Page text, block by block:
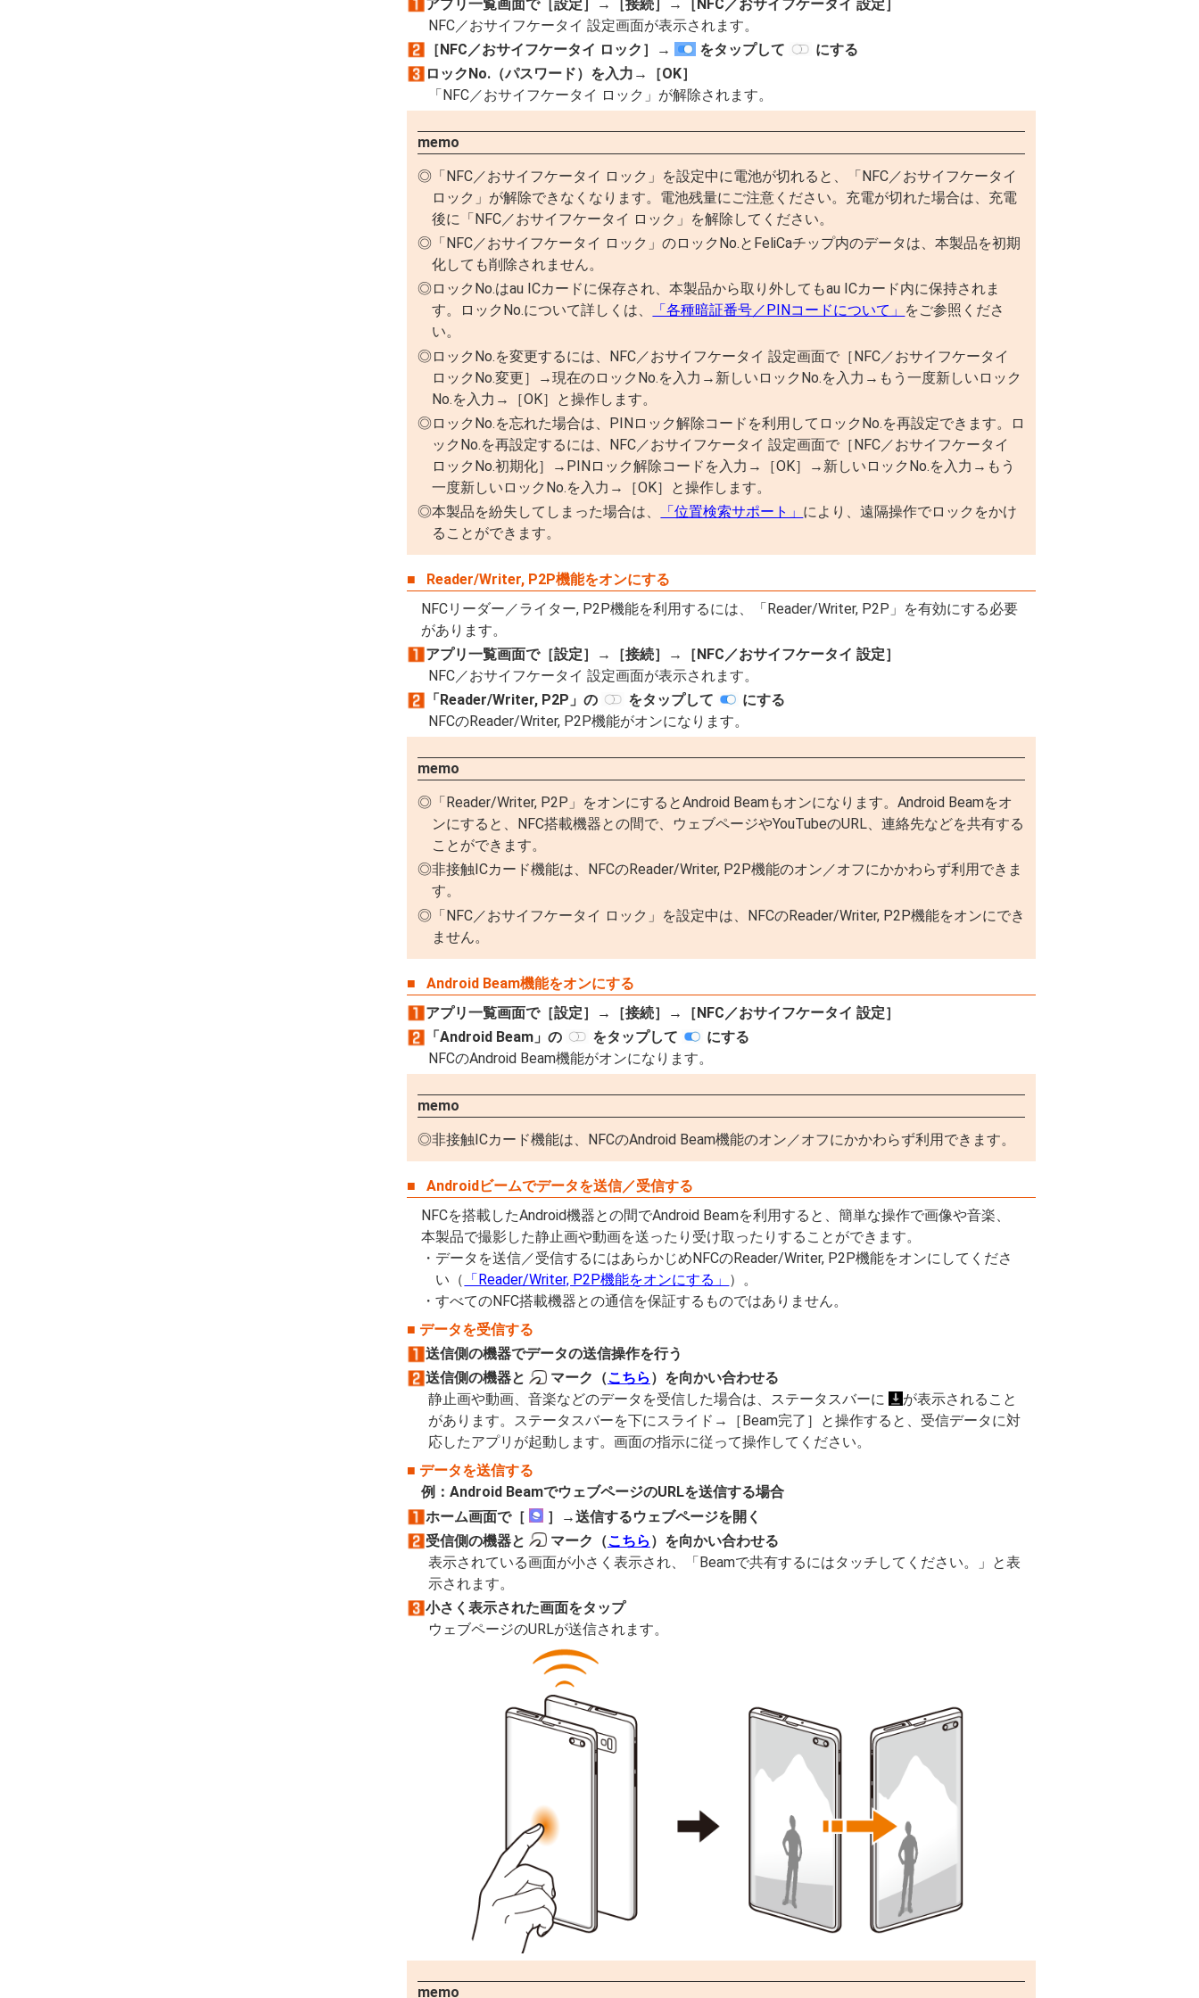
アプリ一覧画面で［設定］→［接続］→［NFC／おサイフケータイ 設定］
NFC／おサイフケータイ 設定画面が表示されます。
［NFC／おサイフケータイ ロック］→
をタップして
にする
ロックNo.（パスワード）を入力→［OK］
「NFC／おサイフケータイ ロック」が解除されます。
memo
「NFC／おサイフケータイ ロック」を設定中に電池が切れると、「NFC／おサイフケータイ
ロック」が解除できなくなります。電池残量にご注意ください。充電が切れた場合は、充電
後に「NFC／おサイフケータイ ロック」を解除してください。
「NFC／おサイフケータイ ロック」のロックNo.とFeliCaチップ内のデータは、本製品を初期
化しても削除されません。
ロックNo.はau ICカードに保存され、本製品から取り外してもau ICカード内に保持されま
す。ロックNo.について詳しくは、
「各種暗証番号／PINコードについて」 をご参照くださ
い。
ロックNo.を変更するには、NFC／おサイフケータイ 設定画面で［NFC／おサイフケータイ
ロックNo.変更］→現在のロックNo.を入力→新しいロックNo.を入力→もう一度新しいロック
No.を入力→［OK］と操作します。
ロックNo.を忘れた場合は、PINロック解除コードを利用してロックNo.を再設定できます。ロ
ックNo.を再設定するには、NFC／おサイフケータイ 設定画面で［NFC／おサイフケータイ
ロックNo.初期化］→PINロック解除コードを入力→［OK］→新しいロックNo.を入力→もう
一度新しいロックNo.を入力→［OK］と操作します。
本製品を紛失してしまった場合は、
「位置検索サポート」 により、遠隔操作でロックをかけ
ることができます。
Reader/Writer, P2P機能をオンにする
NFCリーダー／ライター, P2P機能を利用するには、「Reader/Writer, P2P」を有効にする必要
があります。
アプリ一覧画面で［設定］→［接続］→［NFC／おサイフケータイ 設定］
NFC／おサイフケータイ 設定画面が表示されます。
「Reader/Writer, P2P」の
をタップして
にする
NFCのReader/Writer, P2P機能がオンになります。
memo
「Reader/Writer, P2P」をオンにするとAndroid Beamもオンになります。Android Beamをオ
ンにすると、NFC搭載機器との間で、ウェブページやYouTubeのURL、連絡先などを共有する
ことができます。
非接触ICカード機能は、NFCのReader/Writer, P2P機能のオン／オフにかかわらず利用できま
す。
「NFC／おサイフケータイ ロック」を設定中は、NFCのReader/Writer, P2P機能をオンにでき
ません。
Android Beam機能をオンにする
アプリ一覧画面で［設定］→［接続］→［NFC／おサイフケータイ 設定］
「Android Beam」の
をタップして
にする
NFCのAndroid Beam機能がオンになります。
memo
非接触ICカード機能は、NFCのAndroid Beam機能のオン／オフにかかわらず利用できます。
Androidビームでデータを送信／受信する
NFCを搭載したAndroid機器との間でAndroid Beamを利用すると、簡単な操作で画像や音楽、
本製品で撮影した静止画や動画を送ったり受け取ったりすることができます。
データを送信／受信するにはあらかじめNFCのReader/Writer, P2P機能をオンにしてくださ
い（ 「Reader/Writer, P2P機能をオンにする」 ）。
すべてのNFC搭載機器との通信を保証するものではありません。
データを受信する
送信側の機器でデータの送信操作を行う
送信側の機器と
マーク（こちら ）を向かい合わせる
静止画や動画、音楽などのデータを受信した場合は、ステータスバーに
が表示されること
があります。ステータスバーを下にスライド→［Beam完了］と操作すると、受信データに対
応したアプリが起動します。画面の指示に従って操作してください。
データを送信する
例：Android BeamでウェブページのURLを送信する場合
ホーム画面で［
］→送信するウェブページを開く
受信側の機器と
マーク（こちら ）を向かい合わせる
表示されている画面が小さく表示され、「Beamで共有するにはタッチしてください。」と表
示されます。
小さく表示された画面をタップ
ウェブページのURLが送信されます。
memo